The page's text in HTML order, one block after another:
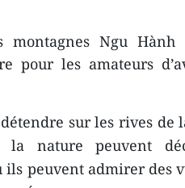
montagnes Ngu Hành
pour les amateurs
sur les rives de
la nature peuvent
ils peuvent admirer des